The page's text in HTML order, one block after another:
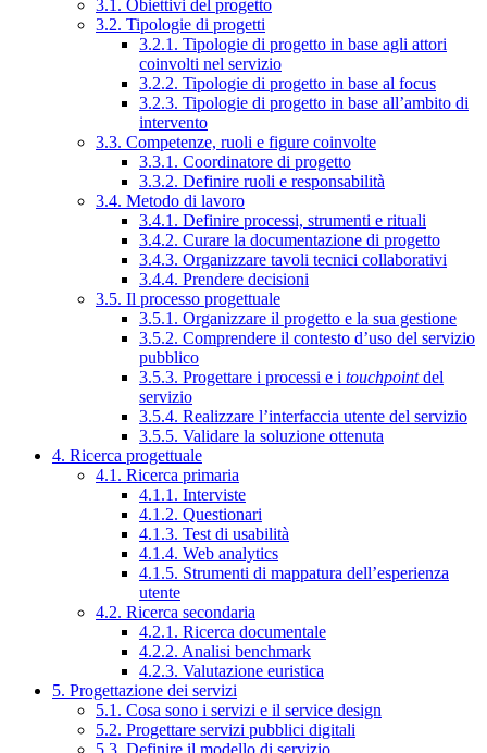
3.1. Obiettivi del progetto
3.2. Tipologie di progetti
3.2.1. Tipologie di progetto in base agli attori
coinvolti nel servizio
3.2.2. Tipologie di progetto in base al focus
3.2.3. Tipologie di progetto in base all’ambito di
intervento
3.3. Competenze, ruoli e figure coinvolte
3.3.1. Coordinatore di progetto
3.3.2. Definire ruoli e responsabilità
3.4. Metodo di lavoro
3.4.1. Definire processi, strumenti e rituali
3.4.2. Curare la documentazione di progetto
3.4.3. Organizzare tavoli tecnici collaborativi
3.4.4. Prendere decisioni
3.5. Il processo progettuale
3.5.1. Organizzare il progetto e la sua gestione
3.5.2. Comprendere il contesto d’uso del servizio
pubblico
3.5.3. Progettare i processi e i touchpointdel
servizio
3.5.4. Realizzare l’interfaccia utente del servizio
3.5.5. Validare la soluzione ottenuta
4. Ricerca progettuale
4.1. Ricerca primaria
4.1.1. Interviste
4.1.2. Questionari
4.1.3. Test di usabilità
4.1.4. Web analytics
4.1.5. Strumenti di mappatura dell’esperienza
utente
4.2. Ricerca secondaria
4.2.1. Ricerca documentale
4.2.2. Analisi benchmark
4.2.3. Valutazione euristica
5. Progettazione dei servizi
5.1. Cosa sono i servizi e il service design
5.2. Progettare servizi pubblici digitali
5.3. Definire il modello di servizio